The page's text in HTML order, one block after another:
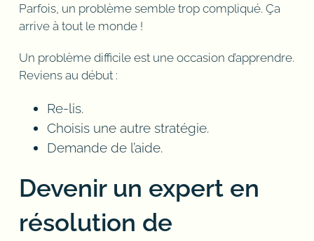
Parfois, un problème semble trop compliqué. Ça
arrive à tout le monde !
Un problème difficile est une occasion d’apprendre.
Reviens au début :
Re-lis.
Choisis une autre stratégie.
Demande de l’aide.
Devenir un expert en
résolution de